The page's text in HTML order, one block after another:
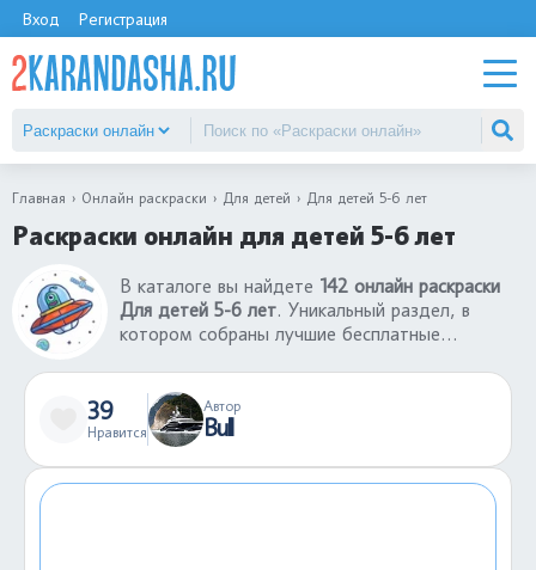
Вход Регистрация
Главная Онлайн раскраски Для детей Для детей 5-6 лет
Раскраски онлайн для детей 5-6 лет
В каталоге вы найдете 142 онлайн раскраски
Для детей 5-6 лет. Уникальный раздел, в
котором собраны лучшие бесплатные
Интерфейс игры настолько понятен, что любой
ребенок без проблем сможет раскрасить
понравившуюся картинку из раздела раскраски
онлайн Для детей 5-6 лет. Готовую
раскрашенную картинку можно сохранить себе
на компьютер или поделиться ею с другими
39
Нравится
Автор
Bull